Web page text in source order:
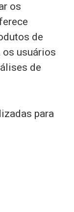
os
de
os usuários
de
para